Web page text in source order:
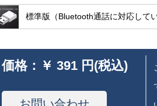
標準版（Bluetooth通話に対応して
価格： ￥ 391 円(税込)